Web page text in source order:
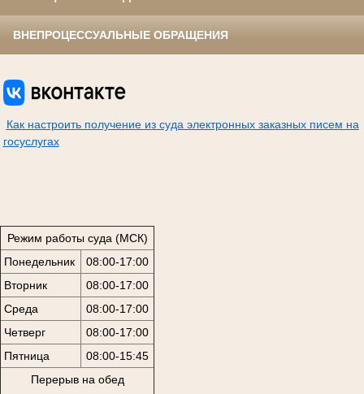
ВНЕПРОЦЕССУАЛЬНЫЕ ОБРАЩЕНИЯ
Как настроить получение из суда электронных заказных писем на
госуслугах
Режим работы суда (МСК)
Понедельник
08:00-17:00
Вторник
08:00-17:00
Среда
08:00-17:00
Четверг
08:00-17:00
Пятница
08:00-15:45
Перерыв на обед